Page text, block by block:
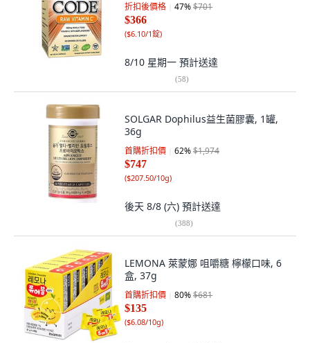
折扣後價格 47%$701
$366
($6.10/1錠)
8/10 星期一 預計送達
(58)
SOLGAR Dophilus益生菌膠囊, 1罐,
36g
首購折扣價 62%$1,974
$747
($207.50/10g)
後天 8/8 (六) 預計送達
(388)
LEMONA 萊蒙娜 咀嚼糖 檸檬口味, 6
盒, 37g
首購折扣價 80%$681
$135
($6.08/10g)